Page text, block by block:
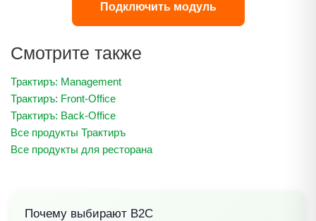
Подключить модуль
Смотрите также
Трактиръ: Management
Трактиръ: Front-Office
Трактиръ: Back-Office
Все продукты Трактиръ
Все продукты для ресторана
Почему выбирают B2C